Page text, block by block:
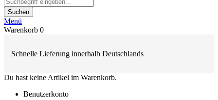
Suchen
Menü
Warenkorb 0
Schnelle Lieferung innerhalb Deutschlands
Du hast keine Artikel im Warenkorb.
Benutzerkonto